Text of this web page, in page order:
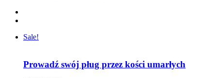
Sale!
Prowadź swój pług przez kości umarłych